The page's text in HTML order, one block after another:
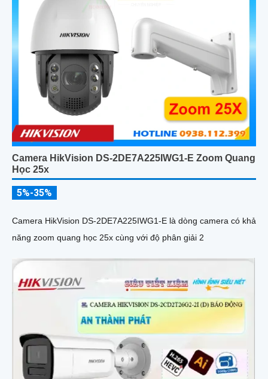
Camera HikVision DS-2DE7A225IWG1-E Zoom Quang
Học 25x
5%-35%
Camera HikVision DS-2DE7A225IWG1-E là dòng camera có khả
năng zoom quang học 25x cùng với độ phân giải 2